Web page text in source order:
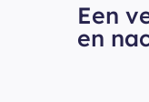
Een
en